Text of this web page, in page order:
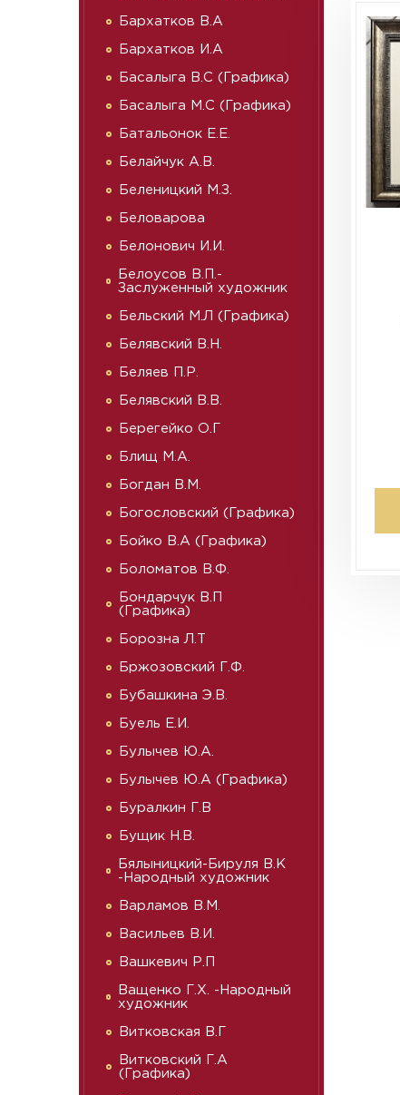
Бархатков В.А
Бархатков И.А
Басалыга В.С (Графика)
Басалыга М.С (Графика)
Батальонок Е.Е.
Белайчук А.В.
Беленицкий М.З.
Беловарова
Белонович И.И.
Белоусов В.П.-
Заслуженный художник
Бельский М.Л (Графика)
Белявский В.Н.
Беляев П.Р.
Белявский В.В.
Берегейко О.Г
Блищ М.А.
Богдан В.М.
Богословский (Графика)
Бойко В.А (Графика)
Боломатов В.Ф.
Бондарчук В.П
(Графика)
Борозна Л.Т
Бржозовский Г.Ф.
Бубашкина Э.В.
Буель Е.И.
Булычев Ю.А.
Булычев Ю.А (Графика)
Буралкин Г.В
Бущик Н.В.
Бялыницкий-Бируля В.К
-Народный художник
Варламов В.М.
Васильев В.И.
Вашкевич Р.П
Ващенко Г.Х. -Народный
художник
Витковская В.Г
Витковский Г.А
(Графика)